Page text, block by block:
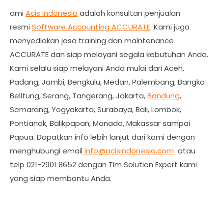
ami Acis Indonesia adalah konsultan penjualan
resmi Software Accounting ACCURATE. Kami juga
menyediakan jasa training dan maintenance
ACCURATE dan siap melayani segala kebutuhan Anda.
Kami selalu siap melayani Anda mulai dari Aceh,
Padang, Jambi, Bengkulu, Medan, Palembang, Bangka
Belitung, Serang, Tangerang, Jakarta,Bandung,
Semarang, Yogyakarta, Surabaya, Bali, Lombok,
Pontianak, Balikpapan, Manado, Makassar sampai
Papua. Dapatkan info lebih lanjut dari kami dengan
menghubungi email info@acisindonesia.com atau
telp 021-2901 8652 dengan Tim Solution Expert kami
yang siap membantu Anda.